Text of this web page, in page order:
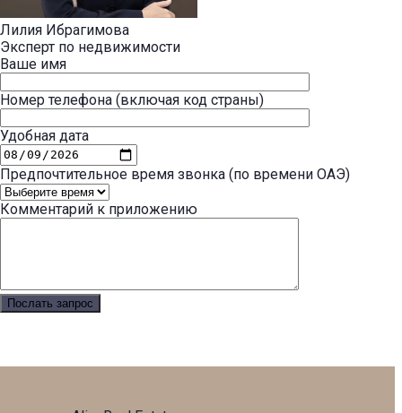
Лилия Ибрагимова
Эксперт по недвижимости
Ваше имя
Номер телефона (включая код страны)
Удобная дата
Предпочтительное время звонка (по времени ОАЭ)
Комментарий к приложению